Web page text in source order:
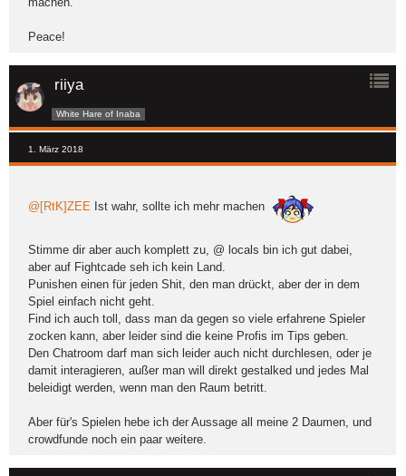
Peace!
riiya
White Hare of Inaba
1. März 2018
@[RtK]ZEE Ist wahr, sollte ich mehr machen
Stimme dir aber auch komplett zu, @ locals bin ich gut dabei,
aber auf Fightcade seh ich kein Land.
Punishen einen für jeden Shit, den man drückt, aber der in dem
Spiel einfach nicht geht.
Find ich auch toll, dass man da gegen so viele erfahrene Spieler
zocken kann, aber leider sind die keine Profis im Tips geben.
Den Chatroom darf man sich leider auch nicht durchlesen, oder je
damit interagieren, außer man will direkt gestalked und jedes Mal
beleidigt werden, wenn man den Raum betritt.
Aber für's Spielen hebe ich der Aussage all meine 2 Daumen, und
crowdfunde noch ein paar weitere.